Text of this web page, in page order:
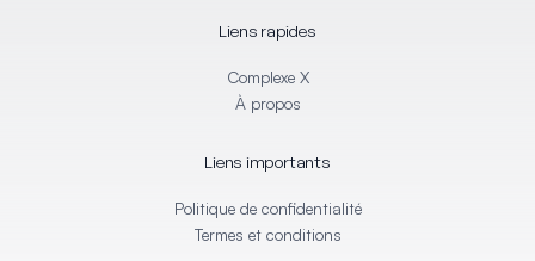
n
n
o
k
Liens rapides
Complexe X
À propos
Liens importants
Politique de confidentialité
Termes et conditions